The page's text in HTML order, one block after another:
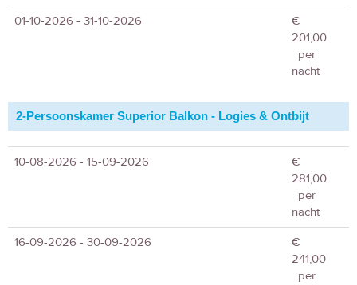
01-10-2026 - 31-10-2026
€
201,00
per
nacht
2-Persoonskamer Superior Balkon - Logies & Ontbijt
10-08-2026 - 15-09-2026
€
281,00
per
nacht
16-09-2026 - 30-09-2026
€
241,00
per